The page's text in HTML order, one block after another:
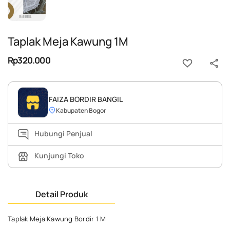
Taplak Meja Kawung 1M
Rp320.000
FAIZA BORDIR BANGIL
Kabupaten Bogor
Hubungi Penjual
Kunjungi Toko
Detail Produk
Taplak Meja Kawung Bordir 1 M